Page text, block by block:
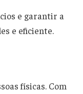
e garantir a
e eficiente.
físicas. Com